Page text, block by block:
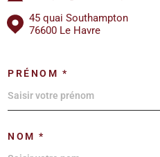
45 quai Southampton
76600 Le Havre
PRÉNOM *
NOM *